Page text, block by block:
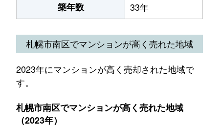
築年数 33年
札幌市南区でマンションが高く売れた地域
2023年にマンションが高く売却された地域で
す。
札幌市南区でマンションが高く売れた地域
（2023年）